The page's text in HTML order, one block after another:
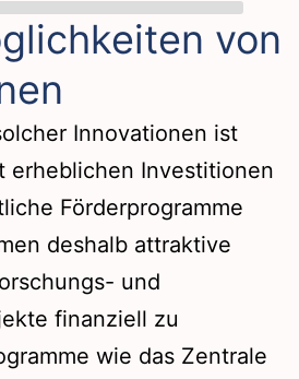
von
Innovationen ist
erheblichen Investitionen
Förderprogramme
deshalb attraktive
und
finanziell zu
wie das Zentrale